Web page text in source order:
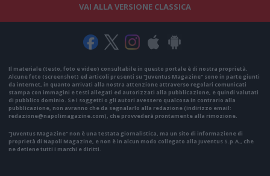
VAI ALLA VERSIONE CLASSICA
Il materiale (testo, foto e video) consultabile in questo portale è di nostra proprietà.
Alcune foto (screenshot) ed articoli presenti su "Juventus Magazine" sono in parte giunti
da internet, in quanto arrivati alla nostra attenzione attraverso regolari comunicati
stampa con immagini e testi allegati ed autorizzati alla pubblicazione, e quindi valutati
di pubblico dominio. Se i soggetti o gli autori avessero qualcosa in contrario alla
pubblicazione, non avranno che da segnalarlo alla redazione (indirizzo email:
redazione@napolimagazine.com), che provvederà prontamente alla rimozione.
"Juventus Magazine" non è una testata giornalistica, ma un sito di informazione di
proprietà di Napoli Magazine, e non è in alcun modo collegato alla Juventus S.p.A., che
ne detiene tutti i marchi e diritti.